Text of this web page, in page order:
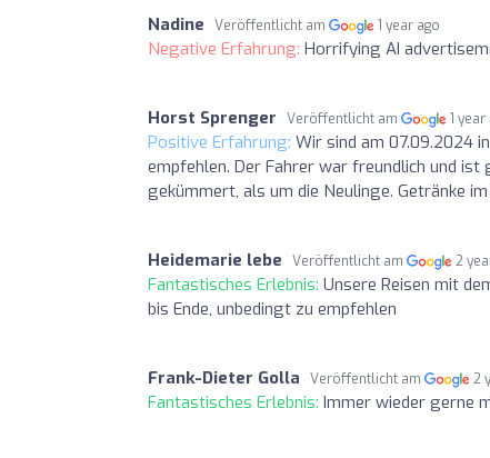
Nadine Veröffentlicht am 1 year ago
Negative Erfahrung: Horrifying AI
Horst Sprenger Veröffentlicht am 1 year
Positive Erfahrung: Wir sind am 07.09.2024
empfehlen. Der Fahrer war freundlich und
gekümmert, als um die Neulinge. Getränke
Heidemarie lebe Veröffentlicht am 2
Fantastisches Erlebnis: Unsere Reisen mit
bis Ende, unbedingt zu empfehlen
Frank-Dieter Golla Veröffentlicht am 2
Fantastisches Erlebnis: Immer wieder gerne